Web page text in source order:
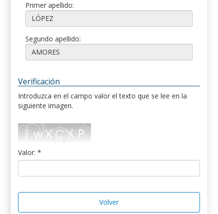
Primer apellido:
Segundo apellido:
Verificación
Introduzca en el campo valor el texto que se lee en la
siguiente imagen.
Valor: *
Volver